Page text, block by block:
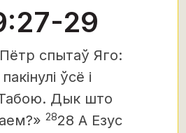
29
спытаў Яго:
ўсё і
Табою. Дык што
2828 А Езус